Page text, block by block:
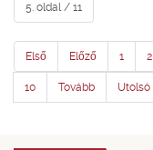
5. oldal / 11
Első Előző 1 2
10 Tovább Utolsó